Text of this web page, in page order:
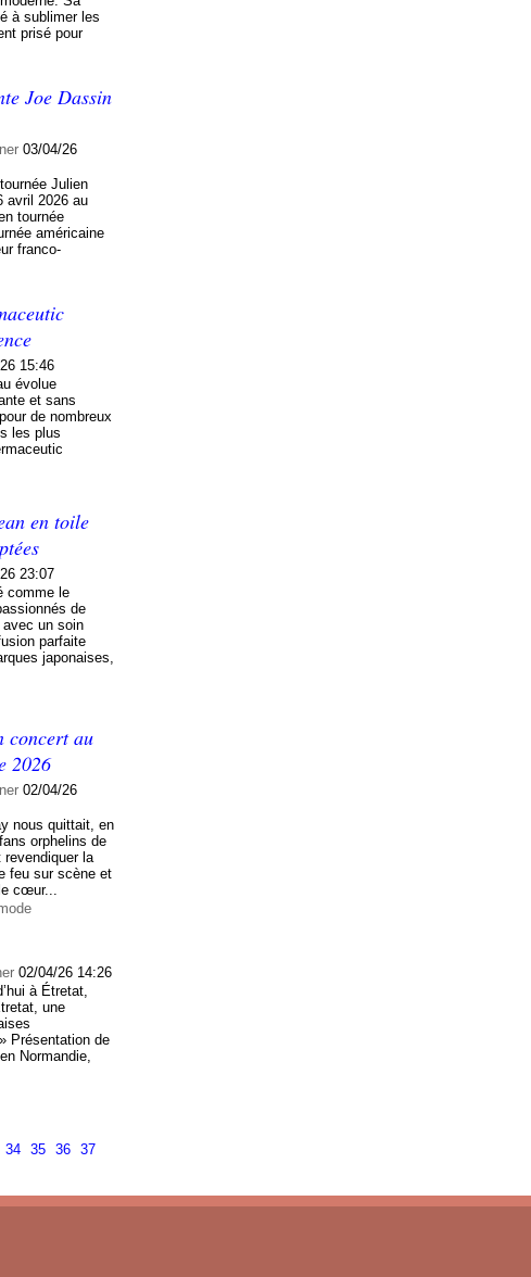
à sublimer les
prisé pour
Joe Dassin
03/04/26
Julien
avril 2026 au
tournée
américaine
franco-
15:46
évolue
et sans
de nombreux
les plus
en toile
23:07
comme le
de
un soin
parfaite
japonaises,
concert au
2026
02/04/26
nous quittait, en
orphelins de
la
feu sur scène et
cœur...
02/04/26 14:26
à Étretat,
une
Présentation de
Normandie,
34 35 36
37